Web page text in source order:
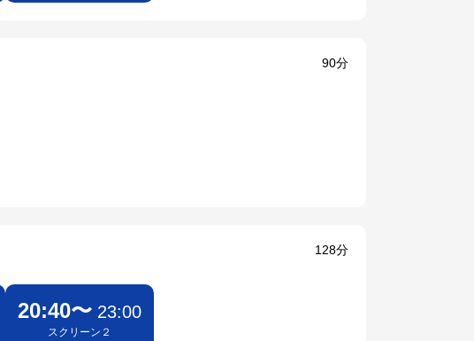
90分
20:40〜 23:00
スクリーン２
128分